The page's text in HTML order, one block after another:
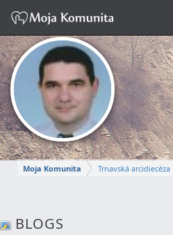
Moja Komunita
Trnavská arcidiecéza
MIROSLAV
BLOGS